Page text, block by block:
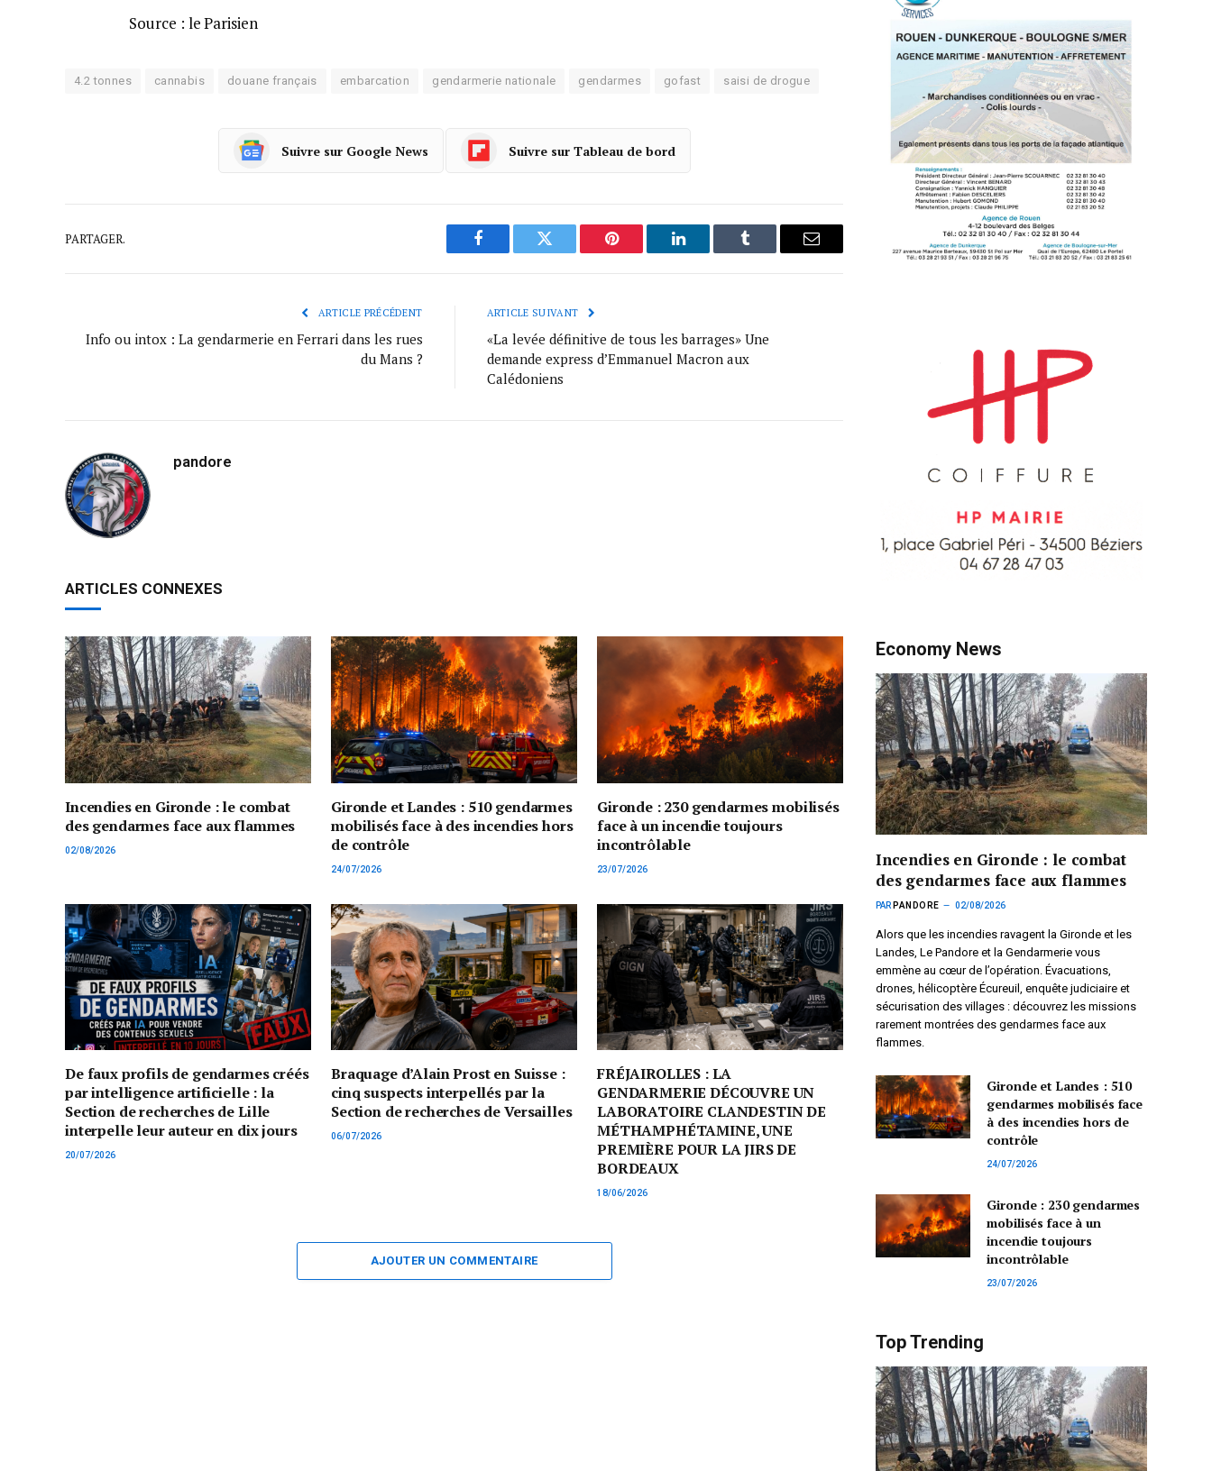
Source : le Parisien
4.2 tonnes cannabis douane français embarcation gendarmerie nationale gendarmes gofast saisi de drogue
Suivre sur Google News Suivre sur Tableau de bord
PARTAGER.
Facebook Twitter Pinterest LinkedIn Tumblr Courriel
ARTICLE PRÉCÉDENT
Info ou intox : La gendarmerie en Ferrari dans les rues
du Mans ?
ARTICLE SUIVANT
«La levée définitive de tous les barrages» Une
demande express d’Emmanuel Macron aux
Calédoniens
pandore
ARTICLES CONNEXES
Incendies en Gironde : le combat
des gendarmes face aux flammes
02/08/2026
Gironde et Landes : 510 gendarmes
mobilisés face à des incendies hors
de contrôle
24/07/2026
Gironde : 230 gendarmes mobilisés
face à un incendie toujours
incontrôlable
23/07/2026
De faux profils de gendarmes créés
par intelligence artificielle : la
Section de recherches de Lille
interpelle leur auteur en dix jours
20/07/2026
Braquage d’Alain Prost en Suisse :
cinq suspects interpellés par la
Section de recherches de Versailles
06/07/2026
FRÉJAIROLLES : LA
GENDARMERIE DÉCOUVRE UN
LABORATOIRE CLANDESTIN DE
MÉTHAMPHÉTAMINE, UNE
PREMIÈRE POUR LA JIRS DE
BORDEAUX
18/06/2026
AJOUTER UN COMMENTAIRE
Economy News
Incendies en Gironde : le combat
des gendarmes face aux flammes
PAR PANDORE 02/08/2026
Alors que les incendies ravagent la Gironde et les
Landes, Le Pandore et la Gendarmerie vous
emmène au cœur de l’opération. Évacuations,
drones, hélicoptère Écureuil, enquête judiciaire et
sécurisation des villages : découvrez les missions
rarement montrées des gendarmes face aux
flammes.
Gironde et Landes : 510
gendarmes mobilisés face
à des incendies hors de
contrôle
24/07/2026
Gironde : 230 gendarmes
mobilisés face à un
incendie toujours
incontrôlable
23/07/2026
Top Trending